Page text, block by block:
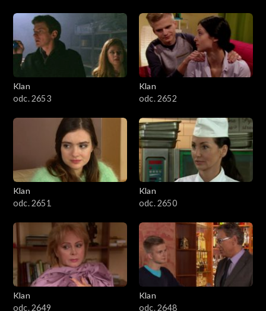
Klan
odc. 2653
Klan
odc. 2652
Klan
odc. 2651
Klan
odc. 2650
Klan
odc. 2649
Klan
odc. 2648